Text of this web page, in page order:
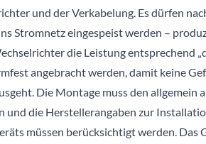
und der Verkabelung. Es dürfen
Stromnetz eingespeist werden –
die Leistung entsprechend
angebracht werden, damit keine
Die Montage muss den allgemein
und die Herstellerangaben zur
müssen berücksichtigt werden. Das